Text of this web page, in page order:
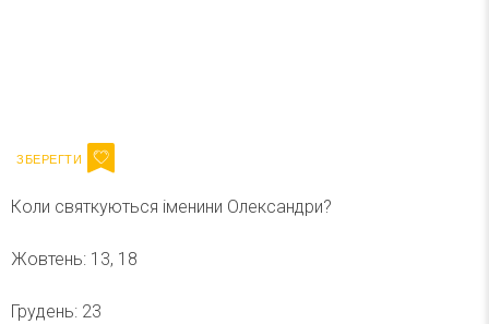
Коли святкуються іменини Олександри?
Жовтень: 13, 18
Грудень: 23